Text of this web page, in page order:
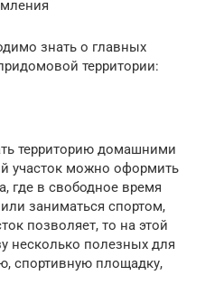
знать о главных
территории:
территорию домашними
участок можно оформить
где в свободное время
заниматься спортом,
позволяет, то на этой
несколько полезных для
спортивную площадку,